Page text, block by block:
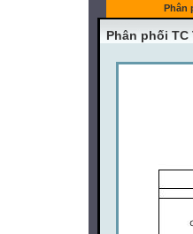
Phân
Phân phối TC